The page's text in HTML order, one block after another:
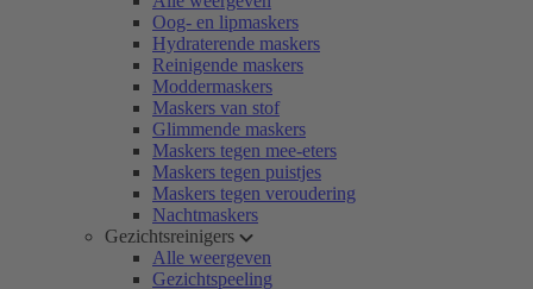
Oog- en lipmaskers
Hydraterende maskers
Reinigende maskers
Moddermaskers
Maskers van stof
Glimmende maskers
Maskers tegen mee-eters
Maskers tegen puistjes
Maskers tegen veroudering
Nachtmaskers
Gezichtsreinigers
Alle weergeven
Gezichtspeeling